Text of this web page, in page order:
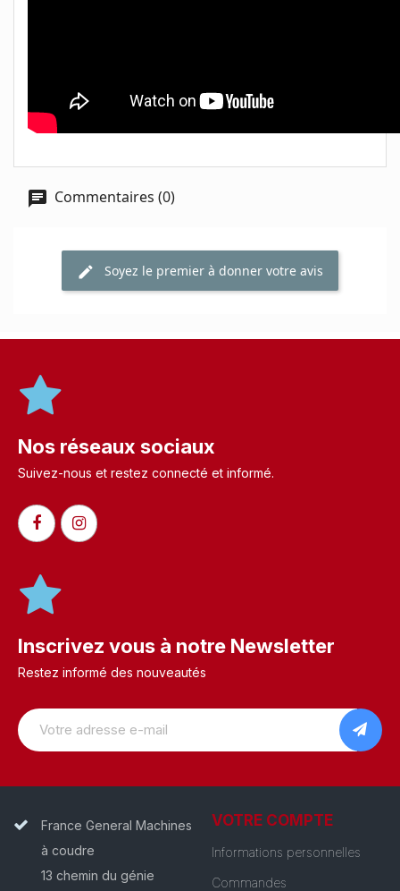
Commentaires (0)
Soyez le premier à donner votre avis
Nos réseaux sociaux
Suivez-nous et restez connecté et informé.​
Inscrivez vous à notre Newsletter
Restez informé des nouveautés
France General Machines
à coudre
13 chemin du génie
VOTRE COMPTE
Informations personnelles
Commandes